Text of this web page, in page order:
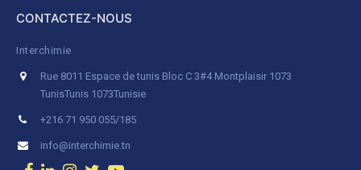
CONTACTEZ-NOUS
Interchimie
Rue 8011 Espace de tunis Bloc C 3#4 Montplaisir 1073
TunisTunis 1073Tunisie
+216 71 950 055/185
info@interchimie.tn